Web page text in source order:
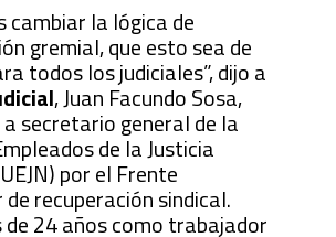
cambiar la lógica de
gremial, que esto sea de
todos los judiciales”, dijo a
, Juan Facundo Sosa,
secretario general de la
de la Justicia
por el Frente
recuperación sindical.
de 24 años como trabajador